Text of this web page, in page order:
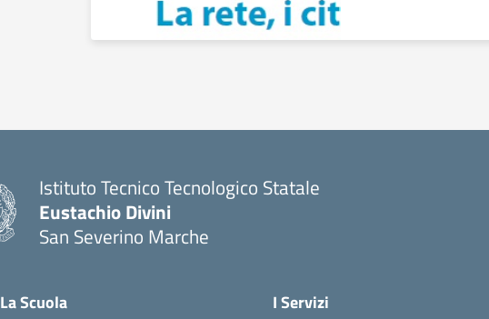
Istituto Tecnico Tecnologico Statale
Eustachio Divini
San Severino Marche
La Scuola I Servizi